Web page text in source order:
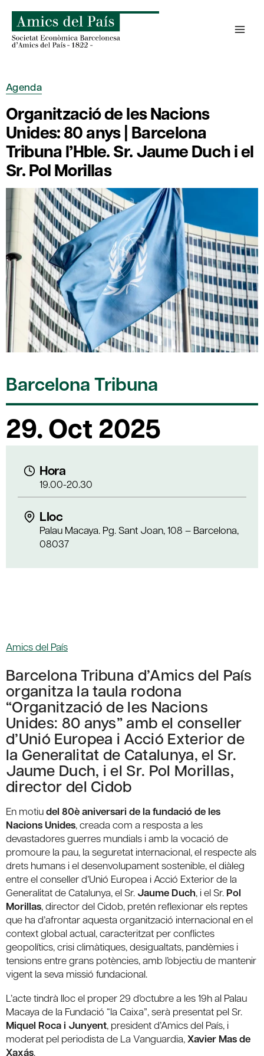
content
Agenda
Organització de les Nacions
Unides: 80 anys | Barcelona
Tribuna l’Hble. Sr. Jaume Duch i el
Sr. Pol Morillas
Barcelona Tribuna
29. Oct 2025
Hora
19.00-20.30
Lloc
Palau Macaya. Pg. Sant Joan, 108 – Barcelona,
08037
Amics del País
Barcelona Tribuna d’Amics del País
organitza la taula rodona
“Organització de les Nacions
Unides: 80 anys” amb el conseller
d’Unió Europea i Acció Exterior de
la Generalitat de Catalunya, el Sr.
Jaume Duch, i el Sr. Pol Morillas,
director del Cidob
En motiudel 80è aniversari de la fundació de les
Nacions Unides, creada com a resposta a les
devastadores guerres mundials i amb la vocació de
promoure la pau, la seguretat internacional, el respecte als
drets humans i el desenvolupament sostenible, el diàleg
entre el conseller d’Unió Europea i Acció Exterior de la
Generalitat de Catalunya, el Sr. Jaume Duch, i el Sr. Pol
Morillas, director del Cidob, pretén reflexionar els reptes
que ha d’afrontar aquesta organització internacional en el
context global actual, caracteritzat per conflictes
geopolítics, crisi climàtiques, desigualtats, pandèmies i
tensions entre grans potències, amb l’objectiu de mantenir
vigent la seva missió fundacional.
L’acte tindrà lloc el proper 29 d’octubre a les 19h al Palau
Macaya de la Fundació “la Caixa”, serà presentat pel Sr.
Miquel Roca i Junyent, president d’Amics del País, i
moderat pel periodista de La Vanguardia,Xavier Mas de
Xaxás.